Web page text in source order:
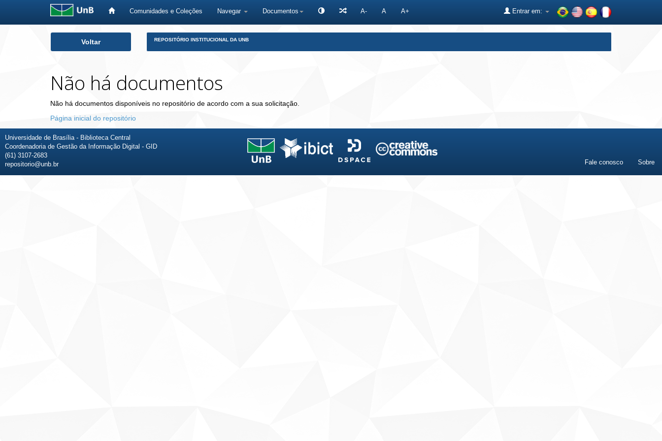
Comunidades e Coleções Navegar Documentos A- A A+ Entrar em:
Voltar REPOSITÓRIO INSTITUCIONAL DA UNB
Não há documentos
Não há documentos disponíveis no repositório de acordo com a sua solicitação.
Página inicial do repositório
Universidade de Brasília - Biblioteca Central
Coordenadoria de Gestão da Informação Digital - GID
(61) 3107-2683
repositorio@unb.br
Fale conosco Sobre